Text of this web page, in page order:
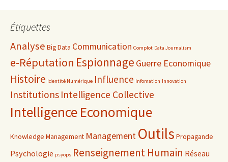
Étiquettes
Analyse Big Data Communication Complot Data Journalism
e-Réputation Espionnage Guerre Economique
Histoire Identité Numérique Influence Infomation Innovation
Institutions Intelligence Collective
Intelligence Economique
Knowledge Management Management Outils Propagande
Psychologie psyops Renseignement Humain Réseau